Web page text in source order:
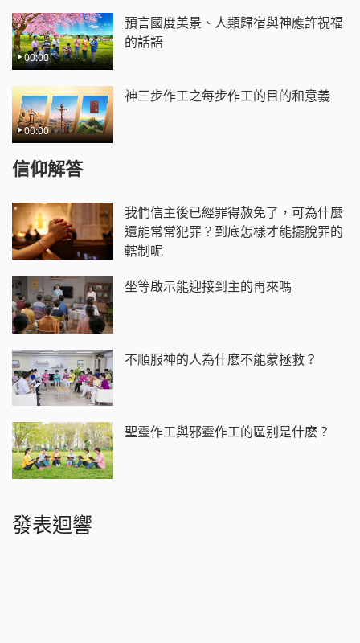
00:00
預言國度美景、人類歸宿與神應許祝福
的話語
00:00
神三步作工之每步作工的目的和意義
信仰解答
我們信主後已經罪得赦免了，可為什麼
還能常常犯罪？到底怎樣才能擺脫罪的
轄制呢
坐等啟示能迎接到主的再來嗎
不順服神的人為什麽不能蒙拯救？
聖靈作工與邪靈作工的區别是什麽？
發表迴響